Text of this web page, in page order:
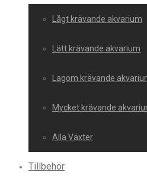
Lågt krävande akvarium
Lätt krävande akvarium
Lagom krävande
Mycket krävande
Alla Växter
Tillbehör